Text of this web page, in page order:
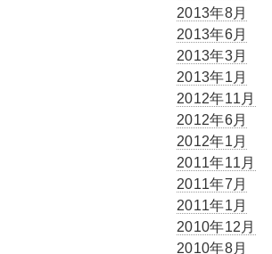
2013年8月
2013年6月
2013年3月
2013年1月
2012年11月
2012年6月
2012年1月
2011年11月
2011年7月
2011年1月
2010年12月
2010年8月